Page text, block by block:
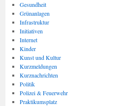
Gesundheit
Grünanlagen
Infrastruktur
Initiativen
Internet
Kinder
Kunst und Kultur
Kurzmeldungen
Kurznachrichten
Politik
Polizei & Feuerwehr
Praktikumsplatz